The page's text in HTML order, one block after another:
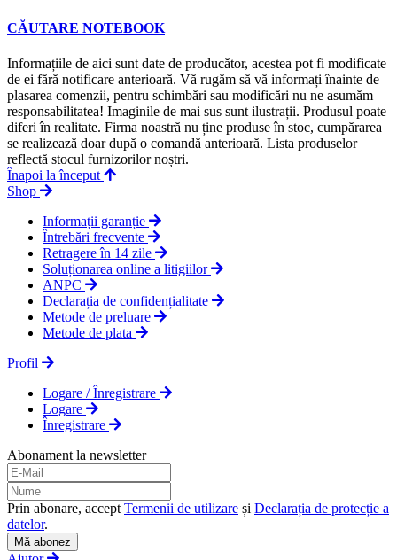
CĂUTARE NOTEBOOK
Informațiile de aici sunt date de producător, acestea pot fi modificate
de ei fără notificare anterioară. Vă rugăm să vă informați înainte de
plasarea comenzii, pentru schimbări sau modificări nu ne asumăm
responsabilitatea! Imaginile de mai sus sunt ilustrații. Produsul poate
diferi în realitate. Firma noastră nu ține produse în stoc, cumpărarea
se realizează doar după o comandă anterioară. Lista produselor
reflectă stocul furnizorilor noștri.
Înapoi la început
Shop
Informații garanție
Întrebări frecvente
Retragere în 14 zile
Soluționarea online a litigiilor
ANPC
Declarația de confidențialitate
Metode de preluare
Metode de plata
Profil
Logare / Înregistrare
Logare
Înregistrare
Abonament la newsletter
Prin abonare, accept Termenii de utilizare și Declarația de protecție a
datelor.
Mă abonez